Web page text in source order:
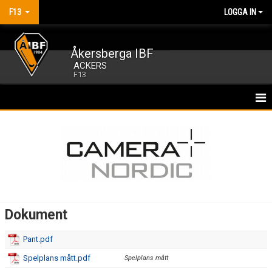
F13 LOGGA IN
Åkersberga IBF
ACKERS
F13
BILDGALLERI
Dokument
Pant.pdf
Spelplans mått.pdf Spelplans mått